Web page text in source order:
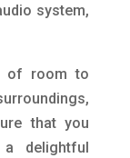
system,
of room to
that you
delightful